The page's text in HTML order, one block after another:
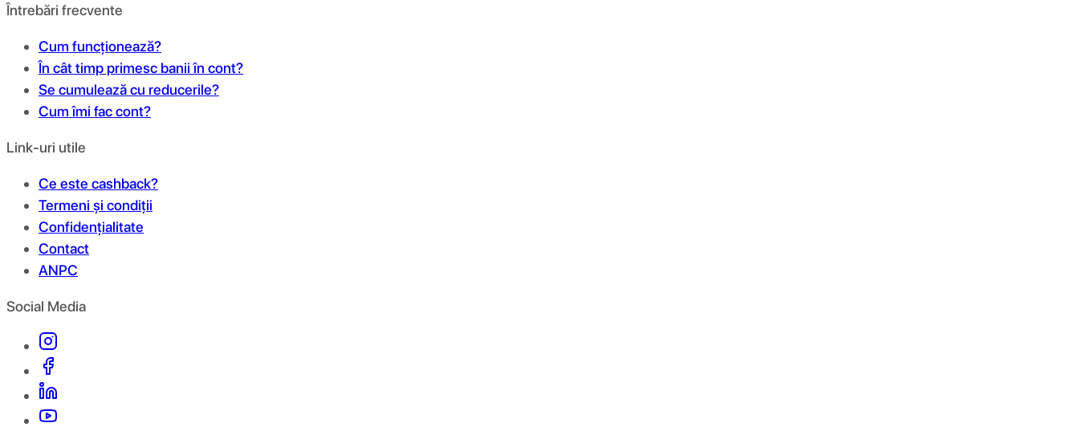
Întrebări frecvente
Cum funcționează?
În cât timp primesc banii în cont?
Se cumulează cu reducerile?
Cum îmi fac cont?
Link-uri utile
Ce este cashback?
Termeni și condiții
Confidențialitate
Contact
ANPC
Social Media